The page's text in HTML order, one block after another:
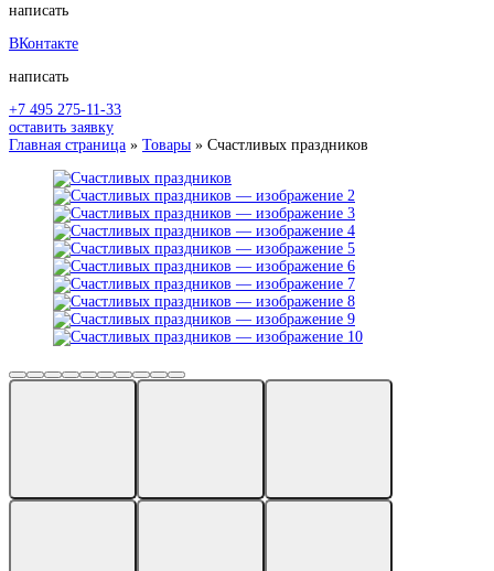
написать
ВКонтакте
написать
+7 495 275-11-33
оставить заявку
Главная страница » Товары » Счастливых праздников